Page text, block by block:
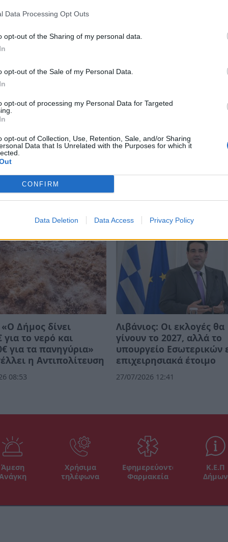
Data Processing Opt Outs
opt-out of the Sharing of my personal data.
opt-out of the Sale of my Personal Data.
opt-out of processing my Personal Data for Targeted
opt-out of Collection, Use, Retention, Sale, and/or Sharing
Data that Is Unrelated with the Purposes for which it
CONFIRM
Data Deletion Data Access Privacy Policy
Ο Δημήτρης
ακούει αλλά δεν
– Θα είναι υποψήφιος
Ευρώτα;
13:10
Δήμος Ευρώτα: Σκουριά
πραγματικότητα…
Δήμος δίνει
για το νερό και
για τα πανηγύρια»
η Αντιπολίτευση
08:53
Λιβάνιος: Οι εκλογές θα
γίνουν το 2027, αλλά το
υπουργείο Εσωτερικών
επιχειρησιακά έτοιμο
27/07/2026 12:41
Άμεση
Χρήσιμα
τηλέφωνα
Εφημερεύοντα
Φαρμακεία
Κ.Ε.Π
Δήμων